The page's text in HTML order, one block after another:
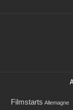
Filmstarts Allemagne